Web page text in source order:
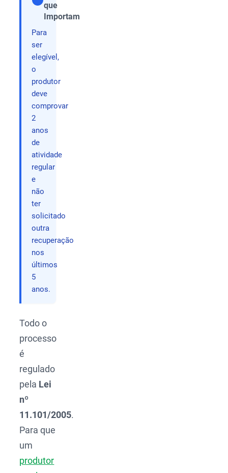
que
Importam
Para
ser
elegível,
o
produtor
deve
comprovar
2
anos
de
atividade
regular
e
não
ter
solicitado
outra
recuperação
nos
últimos
5
anos.
Todo o
processo
é
regulado
pela Lei
nº
11.101/2005.
Para que
um
produtor